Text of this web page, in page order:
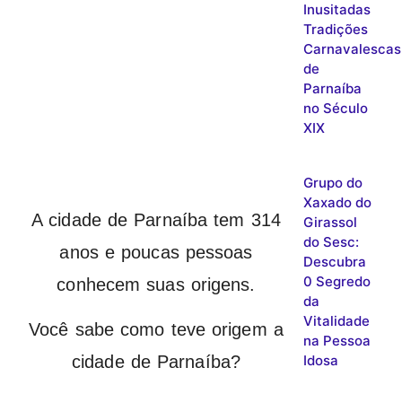
A cidade de Parnaíba tem 314
anos e poucas pessoas
conhecem suas origens.
Você sabe como teve origem a
cidade de Parnaíba?
Inusitadas
Tradições
Carnavalescas
de
Parnaíba
no Século
XIX
Grupo do
Xaxado do
Girassol
do Sesc:
Descubra
0 Segredo
da
Vitalidade
na Pessoa
Idosa